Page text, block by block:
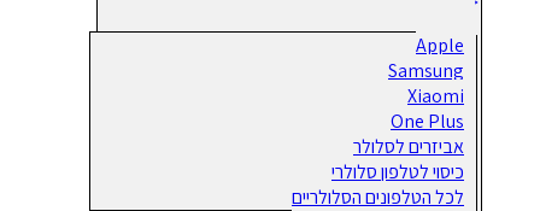
Apple
Samsung
Xiaomi
One Plus
אביזרים לסלולר
כיסוי לטלפון סלולרי
לכל הטלפונים הסלולריים